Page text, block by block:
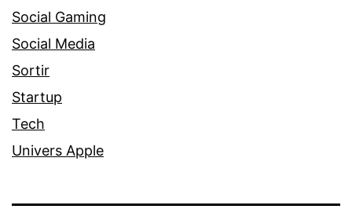
Social Gaming
Social Media
Sortir
Startup
Tech
Univers Apple